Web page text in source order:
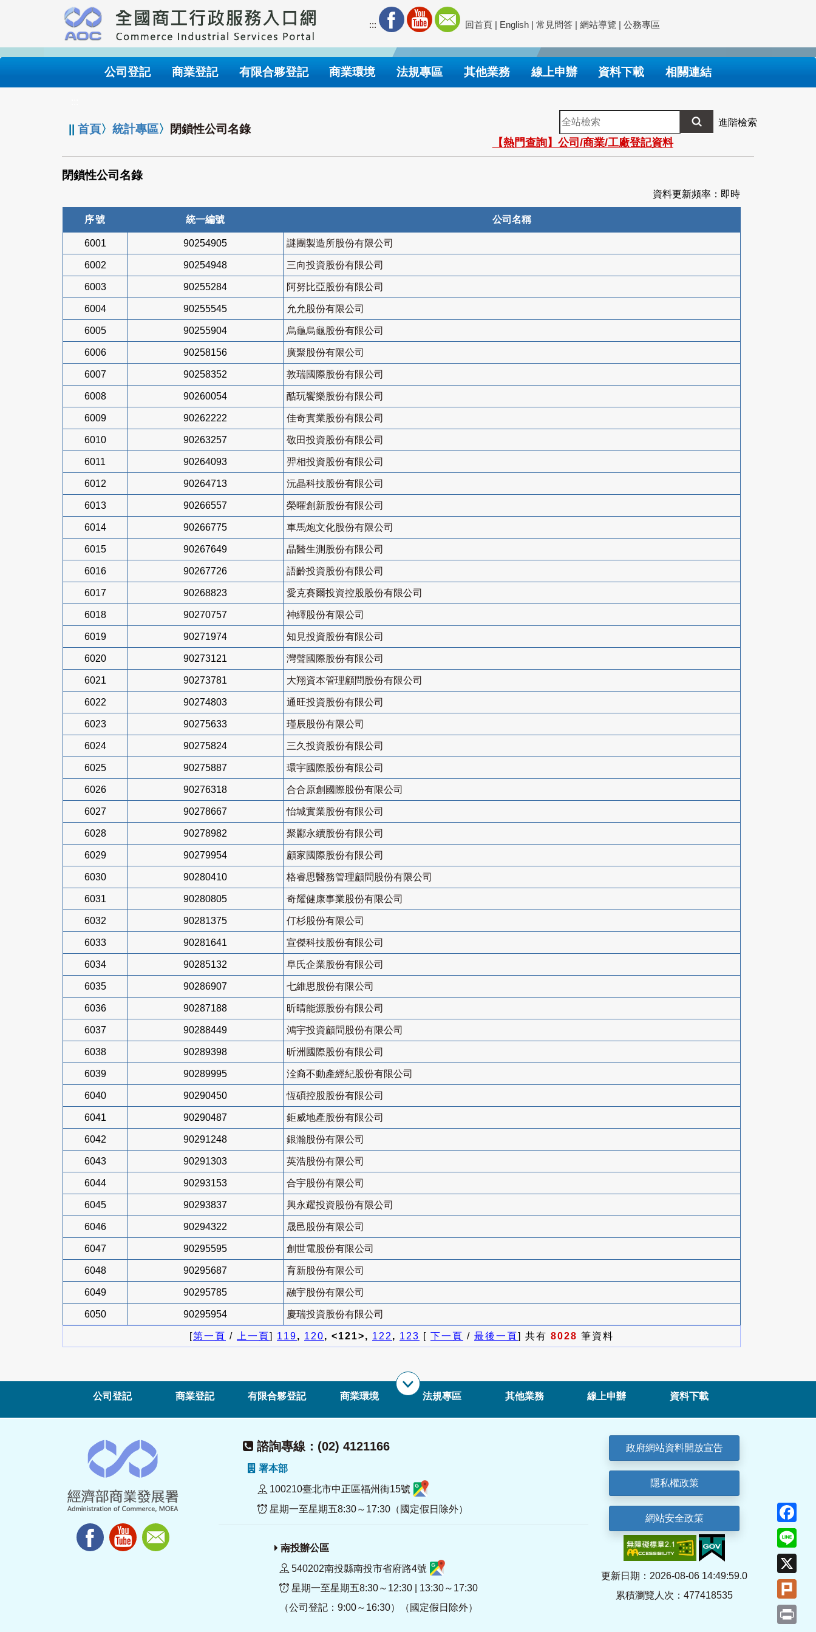
要
內
::: 回首頁 | English | 常見問答 | 網站導覽 | 公務專區
公司登記 商業登記 有限合夥登記 商業環境 法規專區 其他業務 線上申辦 資料下載 相關連結
||首頁〉統計專區〉 閉鎖性公司名錄
全
站
檢
索
進階檢索
【熱門查詢】公司/商業/工廠登記資料
閉鎖性公司名錄
資料更新頻率：即時
序號 統一編號 公司名稱
6001 90254905 謎團製造所股份有限公司
6002 90254948 三向投資股份有限公司
6003 90255284 阿努比亞股份有限公司
6004 90255545 允允股份有限公司
6005 90255904 烏龜烏龜股份有限公司
6006 90258156 廣聚股份有限公司
6007 90258352 敦瑞國際股份有限公司
6008 90260054 酷玩饗樂股份有限公司
6009 90262222 佳奇實業股份有限公司
6010 90263257 敬田投資股份有限公司
6011 90264093 羿相投資股份有限公司
6012 90264713 沅晶科技股份有限公司
6013 90266557 榮曜創新股份有限公司
6014 90266775 車馬炮文化股份有限公司
6015 90267649 晶醫生測股份有限公司
6016 90267726 語齡投資股份有限公司
6017 90268823 愛克賽爾投資控股股份有限公司
6018 90270757 神繹股份有限公司
6019 90271974 知見投資股份有限公司
6020 90273121 灣聲國際股份有限公司
6021 90273781 大翔資本管理顧問股份有限公司
6022 90274803 通旺投資股份有限公司
6023 90275633 瑾辰股份有限公司
6024 90275824 三久投資股份有限公司
6025 90275887 環宇國際股份有限公司
6026 90276318 合合原創國際股份有限公司
6027 90278667 怡城實業股份有限公司
6028 90278982 聚酈永續股份有限公司
6029 90279954 顧家國際股份有限公司
6030 90280410 格睿思醫務管理顧問股份有限公司
6031 90280805 奇耀健康事業股份有限公司
6032 90281375 仃杉股份有限公司
6033 90281641 宣傑科技股份有限公司
6034 90285132 阜氏企業股份有限公司
6035 90286907 七維思股份有限公司
6036 90287188 昕晴能源股份有限公司
6037 90288449 鴻宇投資顧問股份有限公司
6038 90289398 昕洲國際股份有限公司
6039 90289995 洤裔不動產經紀股份有限公司
6040 90290450 恆碩控股股份有限公司
6041 90290487 鉅威地產股份有限公司
6042 90291248 銀瀚股份有限公司
6043 90291303 英浩股份有限公司
6044 90293153 合宇股份有限公司
6045 90293837 興永耀投資股份有限公司
6046 90294322 晟邑股份有限公司
6047 90295595 創世電股份有限公司
6048 90295687 育新股份有限公司
6049 90295785 融宇股份有限公司
6050 90295954 慶瑞投資股份有限公司
[第一頁 / 上一頁] 119, 120, <121>, 122, 123 [ 下一頁 / 最後一頁] 共有 8028 筆資料
公司登記 商業登記 有限合夥登記 商業環境 法規專區 其他業務 線上申辦 資料下載
諮詢專線：(02) 4121166
署本部
100210臺北市中正區福州街15號
星期一至星期五8:30～17:30（國定假日除外）
南投辦公區
540202南投縣南投市省府路4號
星期一至星期五8:30～12:30 | 13:30～17:30
（公司登記：9:00～16:30）（國定假日除外）
政府網站資料開放宣告
隱私權政策
網站安全政策
更新日期：2026-08-06 14:49:59.0
累積瀏覽人次：477418535